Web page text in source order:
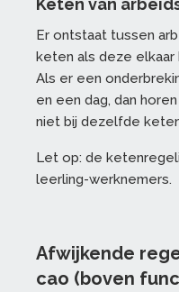
Keten van
Er ontstaat tussen
keten als deze elkaar
Als er een
en een dag, dan
niet bij dezelfde
Let op: de
leerling-werknemers.
Afwijkende
cao (boven